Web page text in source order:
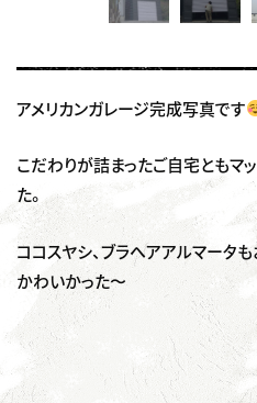
アメリカンガレージ完成写真です
こだわりが詰まったご自宅ともマ
た。
ココスヤシ、ブラヘアアルマータ
かわいかった〜